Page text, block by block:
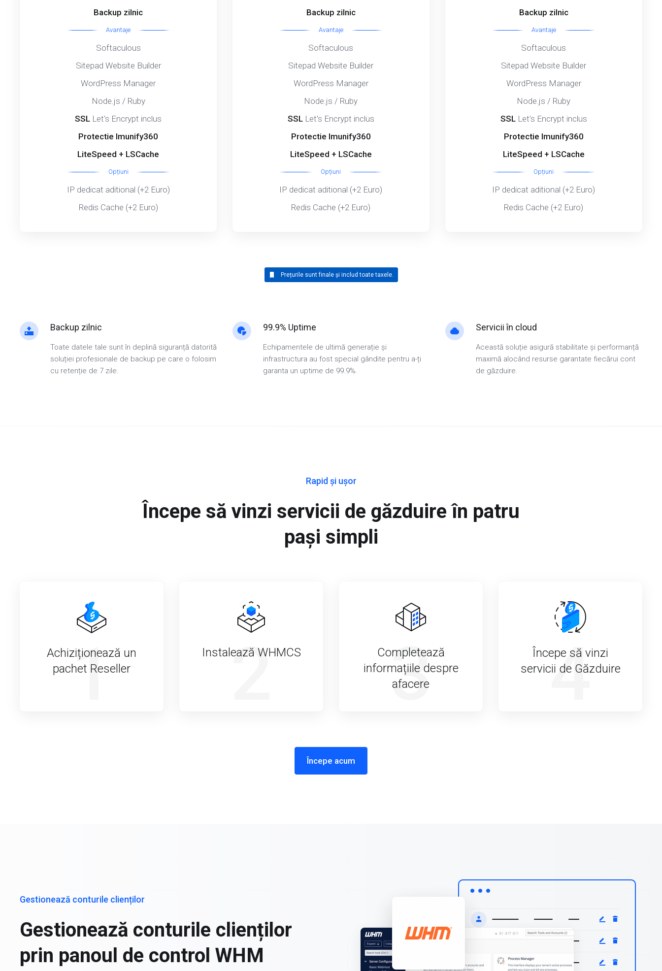
Backup zilnic
Avantaje
Softaculous
Sitepad Website Builder
WordPress Manager
Node.js / Ruby
SSL Let's Encrypt inclus
Protectie Imunify360
LiteSpeed + LSCache
Opțiuni
IP dedicat aditional (+2 Euro)
Redis Cache (+2 Euro)
Backup zilnic
Avantaje
Softaculous
Sitepad Website Builder
WordPress Manager
Node.js / Ruby
SSLLet's Encrypt inclus
Protectie Imunify360
LiteSpeed + LSCache
Opțiuni
IP dedicat aditional (+2 Euro)
Redis Cache (+2 Euro)
Backup zilnic
Avantaje
Softaculous
Sitepad Website Builder
WordPress Manager
Node.js / Ruby
SSLLet's Encrypt inclus
Protectie Imunify360
LiteSpeed + LSCache
Opțiuni
IP dedicat aditional (+2 Euro)
Redis Cache (+2 Euro)
Prețurile sunt finale și includ toate taxele.
Backup zilnic
Toate datele tale sunt în deplină siguranță datorită
soluției profesionale de backup pe care o folosim
cu retenție de 7 zile.
99.9% Uptime
Echipamentele de ultimă generație și
infrastructura au fost special gândite pentru a-ți
garanta un uptime de 99.9%.
Servicii în cloud
Această soluție asigură stabilitate și performanță
maximă alocând resurse garantate fiecărui cont
de găzduire.
Rapid și ușor
Începe să vinzi servicii de găzduire în patru
pași simpli
1
Achiziționează un
pachet Reseller
2
Instalează WHMCS 3
Completează
informațiile despre
afacere
4
Începe să vinzi
servicii de Găzduire
Începe acum
Gestionează conturile clienților
Gestionează conturile clienților
prin panoul de control WHM